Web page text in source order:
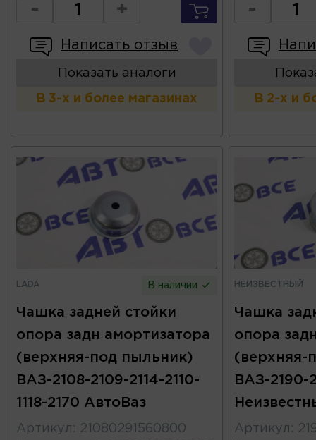
- +
Написать отзыв
Показать аналоги
В 3-х и более магазинах
-
В 2-х и
LADA В наличии
Чашка задней стойки
опора задн амортизатора
(верхняя-под пыльник)
ВАЗ-2108-2109-2114-2110-
1118-2170 АвтоВаз
Артикул : 21080291560800
НЕИЗВЕСТНЫЙ
Чашка
опора
(верхняя-
ВАЗ-2190-
Артикул :